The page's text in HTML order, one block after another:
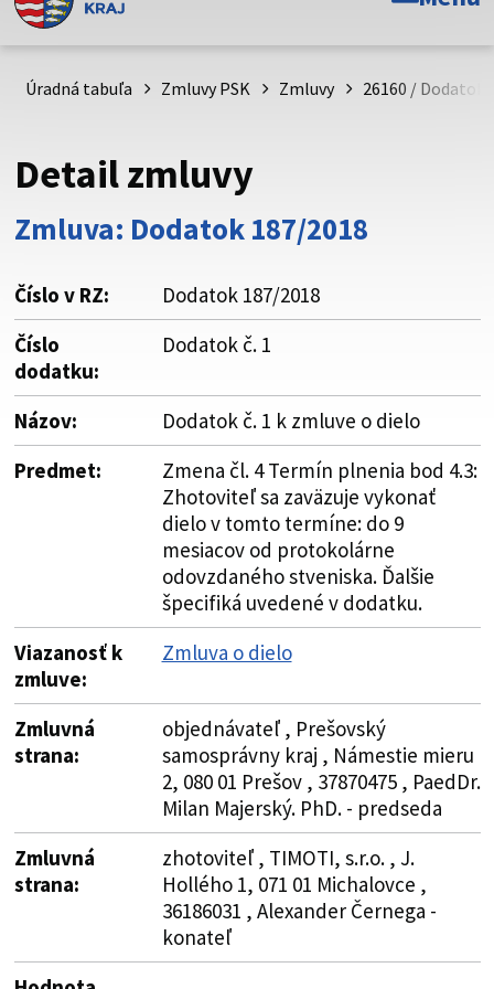
Toto je oficiálna webová stránka Prešovského
psk.sk.
Buďte pozorní a vždy sa uistite, že zdieľate informácie iba
cez zabezpečenú webovú stránku. Zabezpečená stránka
vždy začína https:// pred názvom domény webového sídla.
Úradná tabuľa Zmluvy PSK Zmluvy 26160 / Dodatok
Detail zmluvy
Zmluva: Dodatok 187/2018
Číslo v RZ:
Dodatok 187/2018
Číslo
dodatku:
Dodatok č. 1
Názov:
Dodatok č. 1 k zmluve o dielo
Predmet:
Zmena čl. 4 Termín plnenia bod 4.3:
Zhotoviteľ sa zaväzuje vykonať
dielo v tomto termíne: do 9
mesiacov od protokolárne
odovzdaného stveniska. Ďalšie
špecifiká uvedené v dodatku.
Viazanosť k
zmluve:
Zmluva o dielo
Zmluvná
strana:
objednávateľ , Prešovský
samosprávny kraj , Námestie mieru
2, 080 01 Prešov , 37870475 , PaedDr.
Milan Majerský. PhD. - predseda
Zmluvná
strana:
zhotoviteľ , TIMOTI, s.r.o. , J.
Hollého 1, 071 01 Michalovce ,
36186031 , Alexander Černega -
konateľ